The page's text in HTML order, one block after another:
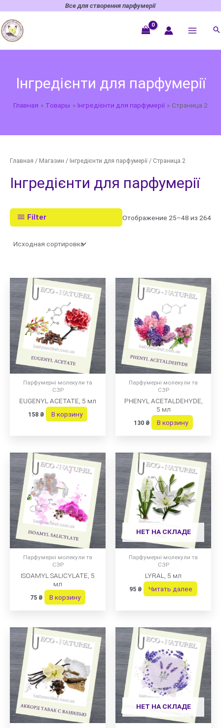
содержимому
Все для створення парфумерії
Інгредієнти для парфумерії
Главная Товары Інгредієнти для парфумерії Страница 2
Главная / Магазин / Інгредієнти для парфумерії/ Страница 2
Інгредієнти для парфумерії
Filter Отображение 25–48 из 264
Парфумерні молекули та
СЗР
EUGENYL ACETATE, 5 мл
158 ₴ В корзину
Парфумерні молекули та
СЗР
PHENYL ACETALDEHYDE,
5 мл
130 ₴ В корзину
Парфумерні молекули та
СЗР
ISOAMYL SALICYLATE, 5
мл
75 ₴ В корзину
НЕТ НА СКЛАДЕ
Парфумерні молекули та
СЗР
LYRAL, 5 мл
95 ₴ Читать далее
НЕТ НА СКЛАДЕ